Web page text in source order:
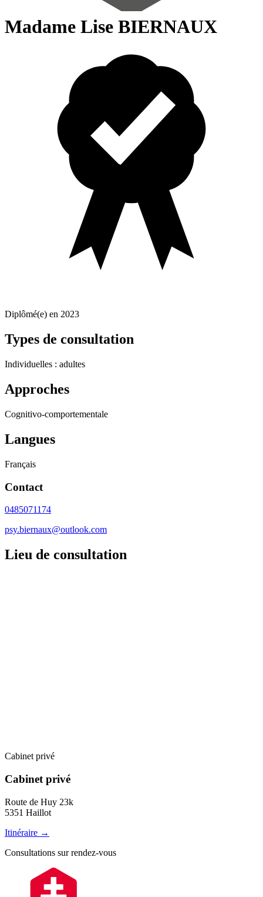
Madame Lise BIERNAUX
Diplômé(e) en 2023
Types de consultation
Individuelles : adultes
Approches
Cognitivo-comportementale
Langues
Français
Contact
0485071174
psy.biernaux@outlook.com
Lieu de consultation
Cabinet privé
Cabinet privé
Route de Huy 23k
5351 Haillot
Itinéraire →
Consultations sur rendez-vous